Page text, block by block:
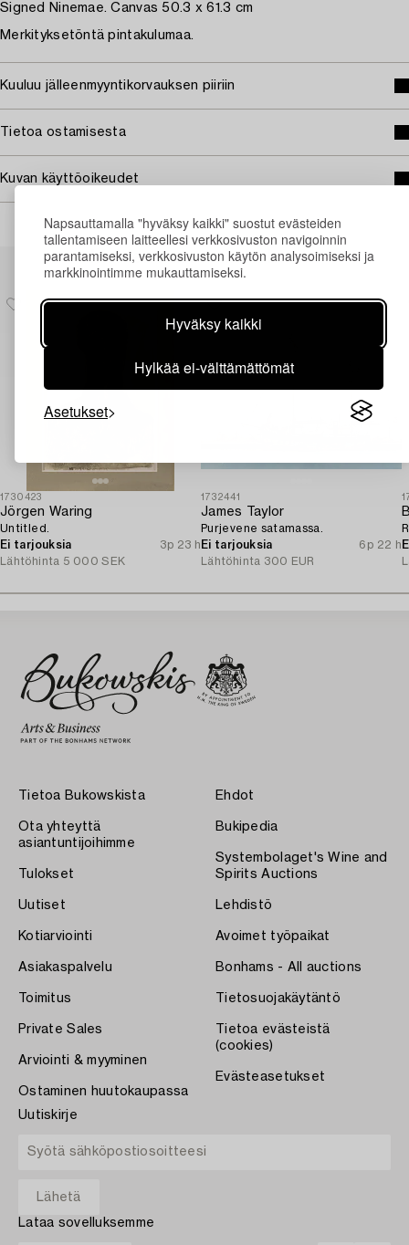
Napsauttamalla "hyväksy kaikki" suostut evästeiden
tallentamiseen laitteellesi verkkosivuston navigoinnin
parantamiseksi, verkkosivuston käytön analysoimiseksi ja
markkinointimme mukauttamiseksi.
Hyväksy kaikki
Hylkää ei-välttämättömät
Asetukset
Signed Ninemae. Canvas 50.3 x 61.3 cm
Merkityksetöntä pintakulumaa.
Kuuluu jälleenmyyntikorvauksen piiriin
Tietoa ostamisesta
Kuvan käyttöoikeudet
Muiden katsomia kohteita
1730423
Jörgen Waring
Untitled.
Ei tarjouksia
3p 23 h
Lähtöhinta 5 000 SEK
1732441
James Taylor
Purjevene satamassa.
Ei tarjouksia
6p 22 h
Lähtöhinta 300 EUR
Tietoa Bukowskista
Ota yhteyttä
asiantuntijoihimme
Tulokset
Uutiset
Kotiarviointi
Asiakaspalvelu
Toimitus
Private Sales
Arviointi & myyminen
Ostaminen huutokaupassa
Ehdot
Bukipedia
Systembolaget's Wine and
Spirits Auctions
Lehdistö
Avoimet työpaikat
Bonhams - All auctions
Tietosuojakäytäntö
Tietoa evästeistä
(cookies)
Evästeasetukset
Uutiskirje
Lataa sovelluksemme